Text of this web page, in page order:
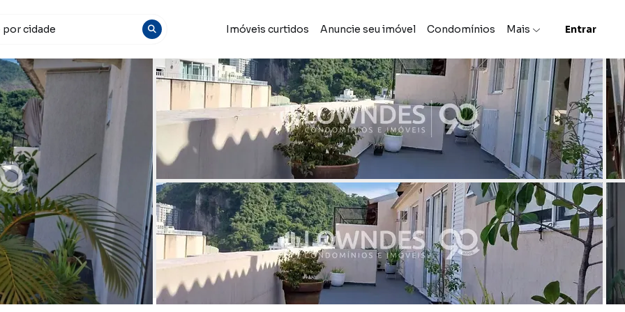
Imóveis curtidos Anuncie seu imóvel Condomínios Mais Entrar